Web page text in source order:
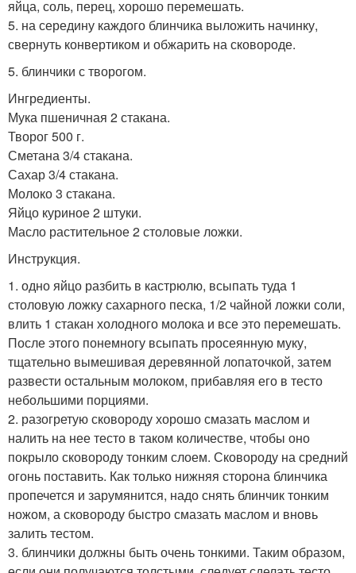
яйца, соль, перец, хорошо перемешать.
5. на середину каждого блинчика выложить начинку,
свернуть конвертиком и обжарить на сковороде.
5. блинчики с творогом.
Ингредиенты.
Мука пшеничная 2 стакана.
Творог 500 г.
Сметана 3/4 стакана.
Сахар 3/4 стакана.
Молоко 3 стакана.
Яйцо куриное 2 штуки.
Масло растительное 2 столовые ложки.
Инструкция.
1. одно яйцо разбить в кастрюлю, всыпать туда 1
столовую ложку сахарного песка, 1/2 чайной ложки соли,
влить 1 стакан холодного молока и все это перемешать.
После этого понемногу всыпать просеянную муку,
тщательно вымешивая деревянной лопаточкой, затем
развести остальным молоком, прибавляя его в тесто
небольшими порциями.
2. разогретую сковороду хорошо смазать маслом и
налить на нее тесто в таком количестве, чтобы оно
покрыло сковороду тонким слоем. Сковороду на средний
огонь поставить. Как только нижняя сторона блинчика
пропечется и зарумянится, надо снять блинчик тонким
ножом, а сковороду быстро смазать маслом и вновь
залить тестом.
3. блинчики должны быть очень тонкими. Таким образом,